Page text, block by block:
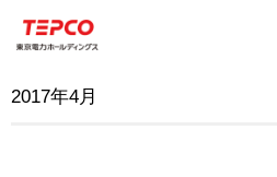
2017年4月